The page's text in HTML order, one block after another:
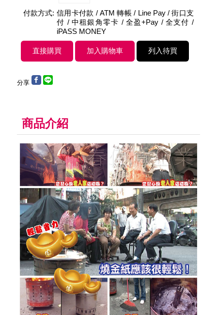
付款方式: 信用卡付款 / ATM 轉帳 / Line Pay / 街口支
付 / 中租銀角零卡 / 全盈+Pay / 全支付 /
iPASS MONEY
分享
商品介紹